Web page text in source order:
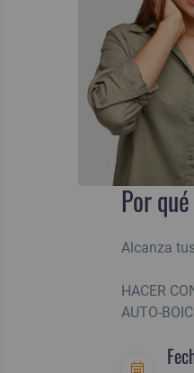
Por
Alcanza
HACER
AUTO-